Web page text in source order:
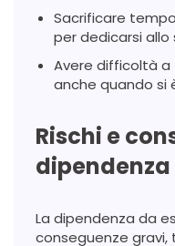
Sacrificare
per dedicarsi allo
Avere difficoltà a
anche quando si
Rischi e
La dipendenza da
conseguenze gravi,